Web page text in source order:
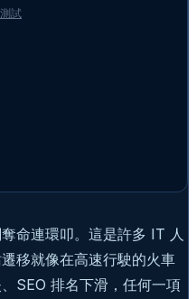
試
命連環叩。這是許多 IT 人
移就像在高速行駛的火車
SEO 排名下滑，任何一項